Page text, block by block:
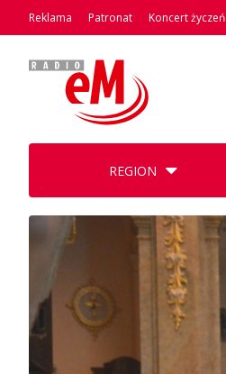
Reklama Patronat Koncert życzeń
REGION